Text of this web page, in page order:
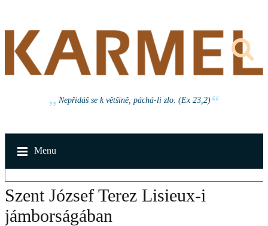
Nepřidáš se k většině, páchá-li zlo. (Ex 23,2)
Menu
Szent József Terez Lisieux-i
jámborságában